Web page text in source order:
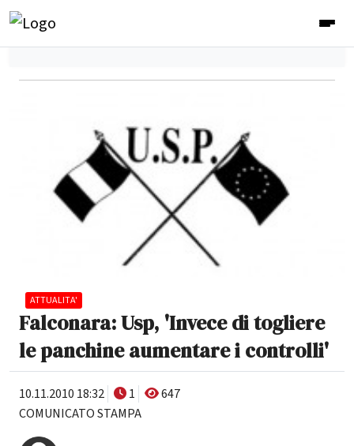
ATTUALITA'
Falconara: Usp, 'Invece di togliere
le panchine aumentare i controlli'
10.11.2010 18:32 1
647
COMUNICATO STAMPA